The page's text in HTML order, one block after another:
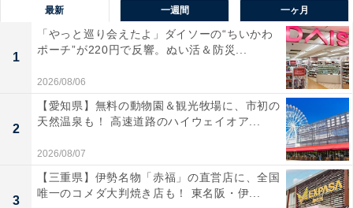
Bose「Ultra Open Earbuds LE」には以下のような口コ
ミが寄せられています。
耳を挟むタイプで全く痛くならず一日中つけていら
れるほど快適です
オープンイヤーなのに音質が抜群で空間オーディオ
の臨場感に感動しました
最新 一週間 一ヶ月
1
「やっと巡り会えたよ」ダイソーの“ちいかわ
ポーチ”が220円で反響。ぬい活＆防災...
2026/08/06
2
【愛知県】無料の動物園＆観光牧場に、市初の
天然温泉も！ 高速道路のハイウェイオア...
2026/08/07
3
【三重県】伊勢名物「赤福」の直営店に、全国
唯一のコメダ大判焼き店も！ 東名阪・伊...